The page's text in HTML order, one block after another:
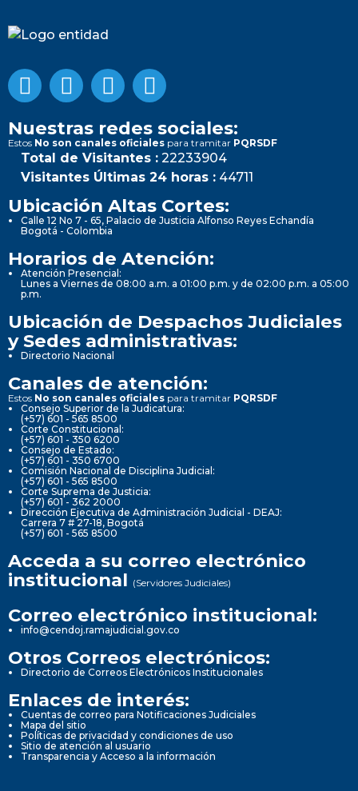
Nuestras redes sociales:
Estos No son canales oficiales para tramitar PQRSDF
Total de Visitantes : 22233904
Visitantes Últimas 24 horas : 44711
Ubicación Altas Cortes:
Calle 12 No 7 - 65, Palacio de Justicia Alfonso Reyes Echandía
Bogotá - Colombia
Horarios de Atención:
Atención Presencial:
Lunes a Viernes de 08:00 a.m. a 01:00 p.m. y de 02:00 p.m. a 05:00
p.m.
Ubicación de Despachos Judiciales
y Sedes administrativas:
Directorio Nacional
Canales de atención:
Estos No son canales oficiales para tramitar PQRSDF
Consejo Superior de la Judicatura:
(+57) 601 - 565 8500
Corte Constitucional:
(+57) 601 - 350 6200
Consejo de Estado:
(+57) 601 - 350 6700
Comisión Nacional de Disciplina Judicial:
(+57) 601 - 565 8500
Corte Suprema de Justicia:
(+57) 601 - 362 2000
Dirección Ejecutiva de Administración Judicial - DEAJ:
Carrera 7 # 27-18, Bogotá
(+57) 601 - 565 8500
Acceda a su correo electrónico
institucional (Servidores Judiciales)
Correo electrónico institucional:
info@cendoj.ramajudicial.gov.co
Otros Correos electrónicos:
Directorio de Correos Electrónicos Institucionales
Enlaces de interés:
Cuentas de correo para Notificaciones Judiciales
Mapa del sitio
Políticas de privacidad y condiciones de uso
Sitio de atención al usuario
Transparencia y Acceso a la información